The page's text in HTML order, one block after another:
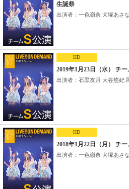
生誕祭
出演者：一色嶺奈 犬塚あさな
HD
2019年1月23日（水） チ
出演者：石黒友月 大谷悠妃
HD
2018年1月22日（月） チ
出演者：一色嶺奈 犬塚あさな